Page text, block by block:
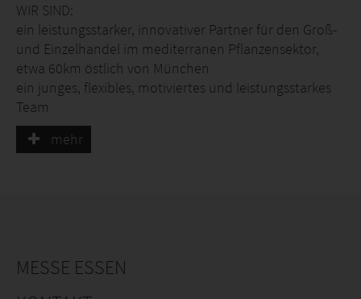
WIR SIND:
ein leistungsstarker, innovativer Partner für den Groß-
und Einzelhandel im mediterranen Pflanzensektor,
etwa 60km östlich von München
ein junges, flexibles, motiviertes und leistungsstarkes
Team
Ware im Direktversand aus Albenga, der Toskana,
Sizilien, Apulien und Spanien
mehr
MESSE ESSEN